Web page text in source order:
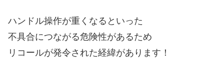
ハンドル操作が重くなるといった
不具合につながる危険性があるため
リコールが発令された経緯があります！